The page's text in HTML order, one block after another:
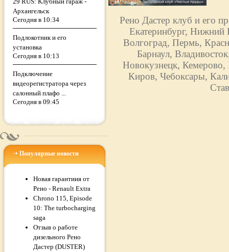
Архангельск
Сегодня в 10:34
Подлокотник и его
установка
Сегодня в 10:13
Подключение
видеорегистратора через
салонный плафо ...
Сегодня в 09:45
Популярные новости
Новая гарантиия от
Рено - Renault Extra
Chrono 115, Episode
10: The turbocharging
saga
Отзыв о работе
дизельного Рено
Дастер (DUSTER)
Рено Дастер клуб и его
Екатеринбург, Нижний
Волгоград, Пермь,
Барнаул,
Новокузнецк,
Киров, Чебоксары,